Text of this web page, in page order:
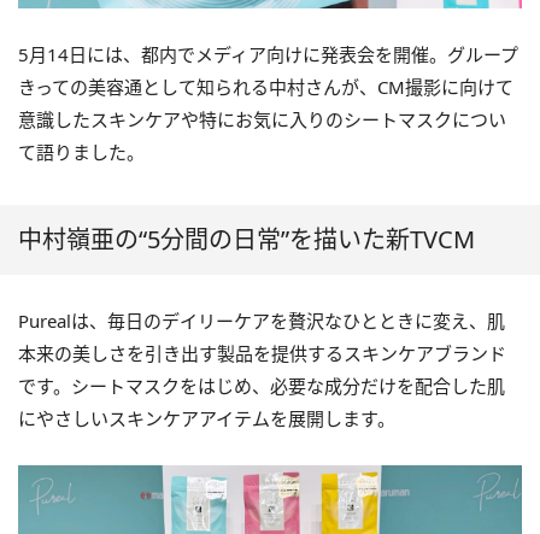
5月14日には、都内でメディア向けに発表会を開催。グループ
きっての美容通として知られる中村さんが、CM撮影に向けて
意識したスキンケアや特にお気に入りのシートマスクについ
て語りました。
中村嶺亜の“5分間の日常”を描いた新TVCM
Purealは、毎日のデイリーケアを贅沢なひとときに変え、肌
本来の美しさを引き出す製品を提供するスキンケアブランド
です。シートマスクをはじめ、必要な成分だけを配合した肌
にやさしいスキンケアアイテムを展開します。